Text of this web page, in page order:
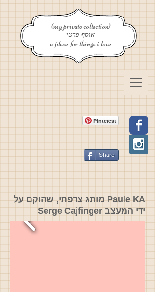
{my private collection}
אוסף פרטי
a place for things i love
Pinterest
Share
Paule KA מותג צרפתי, שהוקם על
ידי המעצב Serge Cajfinger